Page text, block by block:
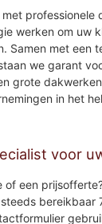
professionele
werken om uw
Samen met een
we garant
grote
in het
voor
of een
bereikbaar